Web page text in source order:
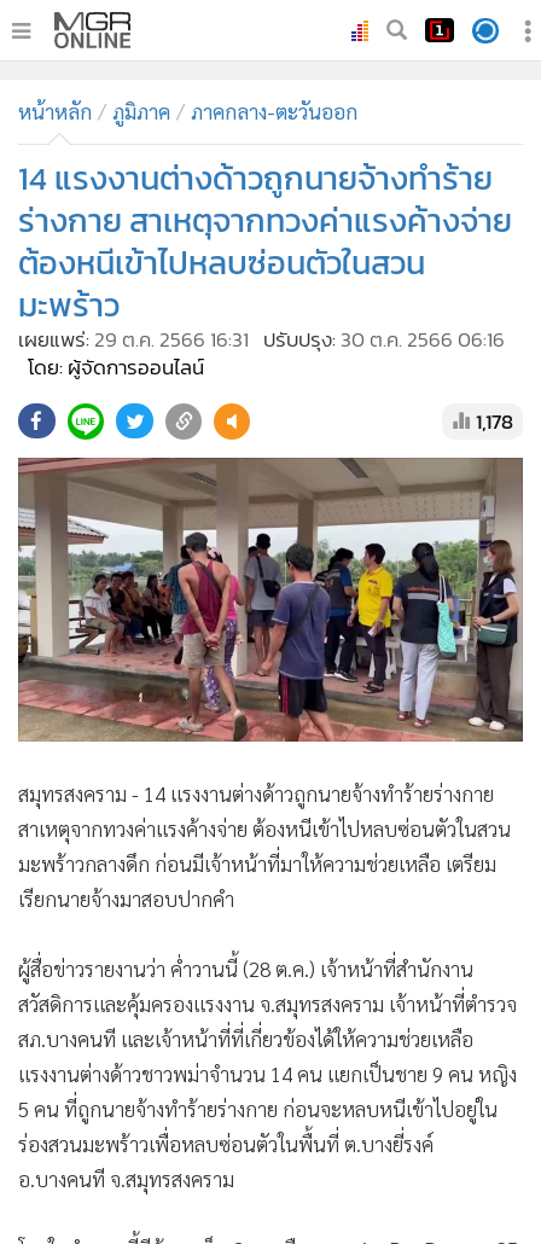
ทันเหตุการณ์
• ภาคใต้
ภูมิภาค
Online Section
• บันเทิง
• ผู้จัดการรายวัน
• คอลัมนิสต์
• CbizReview
• Cyber BIZ
• ผู้จัดกวน
• Good health & Well-being
• Green Innovation & SD
•
Management & HR
• MGR Live
• Infographic
• การเมือง
• กีฬา
• ต่างประเทศ
• Special Scoop
• เศรษฐกิจ-ธุรกิจ
• จีน
• ชุมชน-คุณภาพชีวิต
•
อาชญากรรม
• Motoring
• เกม
• วิทยาศาสตร์
• SMEs
หน้าหลัก ภูมิภาค ภาคกลาง-ตะวันออก
14 แรงงานต่างด้าวถูกนายจ้างทำร้าย
ร่างกาย สาเหตุจากทวงค่าแรงค้างจ่าย
ต้องหนีเข้าไปหลบซ่อนตัวในสวน
มะพร้าว
เผยแพร่: 29 ต.ค. 2566 16:31 ปรับปรุง: 30 ต.ค. 2566 06:16
โดย: ผู้จัดการออนไลน์
1,178
สมุทรสงคราม - 14 แรงงานต่างด้าวถูกนายจ้างทำร้ายร่างกาย
สาเหตุจากทวงค่าแรงค้างจ่าย ต้องหนีเข้าไปหลบซ่อนตัวในสวน
มะพร้าวกลางดึก ก่อนมีเจ้าหน้าที่มาให้ความช่วยเหลือ เตรียม
เรียกนายจ้างมาสอบปากคำ
ผู้สื่อข่าวรายงานว่า ค่ำวานนี้ (28 ต.ค.) เจ้าหน้าที่สำนักงาน
สวัสดิการและคุ้มครองแรงงาน จ.สมุทรสงคราม เจ้าหน้าที่ตำรวจ
สภ.บางคนที และเจ้าหน้าที่ที่เกี่ยวข้องได้ให้ความช่วยเหลือ
แรงงานต่างด้าวชาวพม่าจำนวน 14 คน แยกเป็นชาย 9 คน หญิง
5 คน ที่ถูกนายจ้างทำร้ายร่างกาย ก่อนจะหลบหนีเข้าไปอยู่ใน
ร่องสวนมะพร้าวเพื่อหลบซ่อนตัวในพื้นที่ ต.บางยี่รงค์
อ.บางคนที จ.สมุทรสงคราม